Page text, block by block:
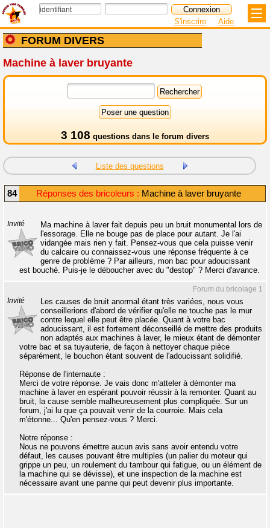
FORUM DIVERS
S'inscrire Aide
Machine à laver bruyante
3 108 questions dans le forum divers
Liste des questions
84 Réponses des bricoleurs : Machine à laver bruyante
Invité
Ma machine à laver fait depuis peu un bruit monumental lors de
l'essorage. Elle ne bouge pas de place pour autant. Je l'ai
vidangée mais rien y fait. Pensez-vous que cela puisse venir
du calcaire ou connaissez-vous une réponse fréquente à ce
genre de problème ? Par ailleurs, mon bac pour adoucissant
est bouché. Puis-je le déboucher avec du "destop" ? Merci d'avance.
Forum du bricolage 1
Invité
Les causes de bruit anormal étant très variées, nous vous
conseillerions d'abord de vérifier qu'elle ne touche pas le mur
contre lequel elle peut être placée. Quant à votre bac
adoucissant, il est fortement déconseillé de mettre des produits
non adaptés aux machines à laver, le mieux étant de démonter
votre bac et sa tuyauterie, de façon à nettoyer chaque pièce
séparément, le bouchon étant souvent de l'adoucissant solidifié.
Réponse de l'internaute :
Merci de votre réponse. Je vais donc m'atteler à démonter ma
machine à laver en espérant pouvoir réussir à la remonter. Quant au
bruit, la cause semble malheureusement plus compliquée. Sur un
forum, j'ai lu que ça pouvait venir de la courroie. Mais cela
m'étonne... Qu'en pensez-vous ? Merci.
Notre réponse :
Nous ne pouvons émettre aucun avis sans avoir entendu votre
défaut, les causes pouvant être multiples (un palier du moteur qui
grippe un peu, un roulement du tambour qui fatigue, ou un élément de
la machine qui se dévisse), et une inspection de la machine est
nécessaire avant une panne qui peut devenir plus importante.